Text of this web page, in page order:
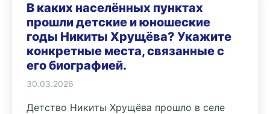
В каких населённых пунктах
прошли детские и юношеские
годы Никиты Хрущёва? Укажите
конкретные места, связанные с
его биографией.
30.03.2026
Детство Никиты Хрущёва прошло в селе